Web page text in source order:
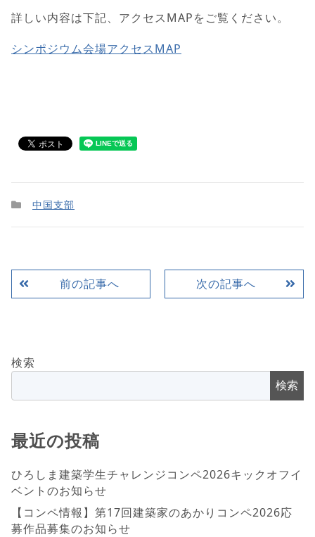
詳しい内容は下記、アクセスMAPをご覧ください。
シンポジウム会場アクセスMAP
中国支部
前の記事へ 次の記事へ
検索
検索
最近の投稿
ひろしま建築学生チャレンジコンペ2026キックオフイ
ベントのお知らせ
【コンペ情報】第17回建築家のあかりコンペ2026応
募作品募集のお知らせ